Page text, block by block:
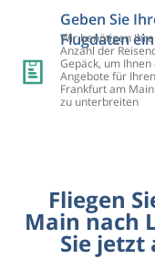
Geben Sie
Flugdaten ein
Wir benötigen
Anzahl der
Gepäck, um
Angebote für
Frankfurt am
zu unterbreiten
Fliegen
Main nach
Sie